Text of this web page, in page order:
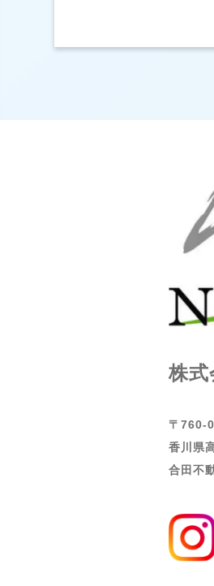
株
〒760-
香川県
合田不